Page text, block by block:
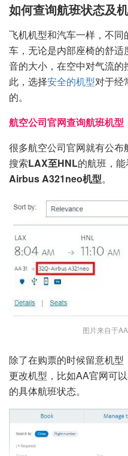
如何查询航班状态及
飞机机型和汽车一样，不
车，无论是内部座椅的舒
音的大小，在空中对气流
此，选择安全的机型对于经
的。
航空公司官网查询航班机型
很多航空公司官网就有公
搜索LAX至HNL的航班，
Airbus A321neo机型。
图片来自于
除了在购票的时候留意机
更改机型，比如AA官网可
的具体航班状态。